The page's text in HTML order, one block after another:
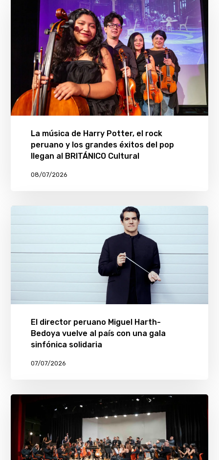
La música de Harry Potter, el rock
peruano y los grandes éxitos del pop
llegan al BRITÁNICO Cultural
08/07/2026
El director peruano Miguel Harth-
Bedoya vuelve al país con una gala
sinfónica solidaria
07/07/2026